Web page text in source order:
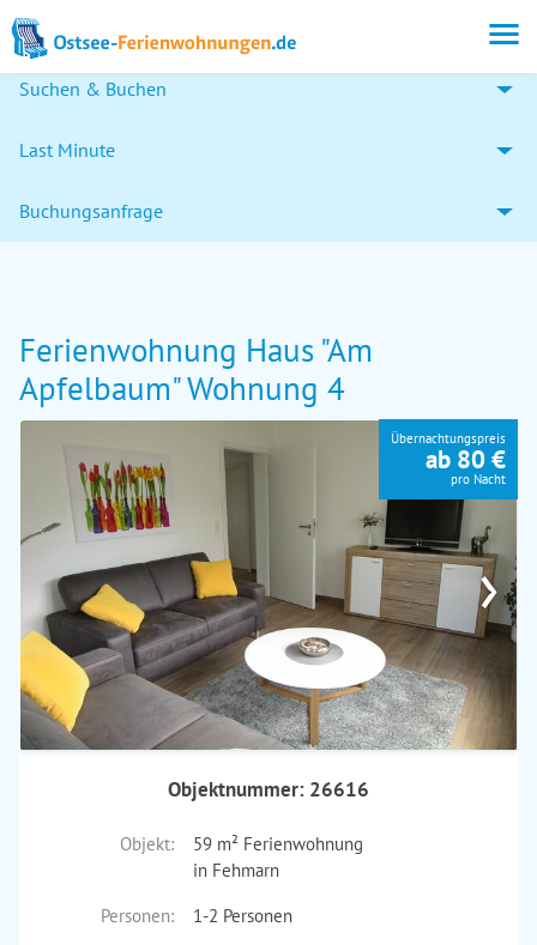
Suchen & Buchen
Last Minute
Buchungsanfrage
Ferienwohnung Haus "Am
Apfelbaum" Wohnung 4
›
Übernachtungspreis
ab 80 €
pro Nacht
Objektnummer: 26616
Objekt:
59 m² Ferienwohnung
in Fehmarn
Personen:
1-2 Personen